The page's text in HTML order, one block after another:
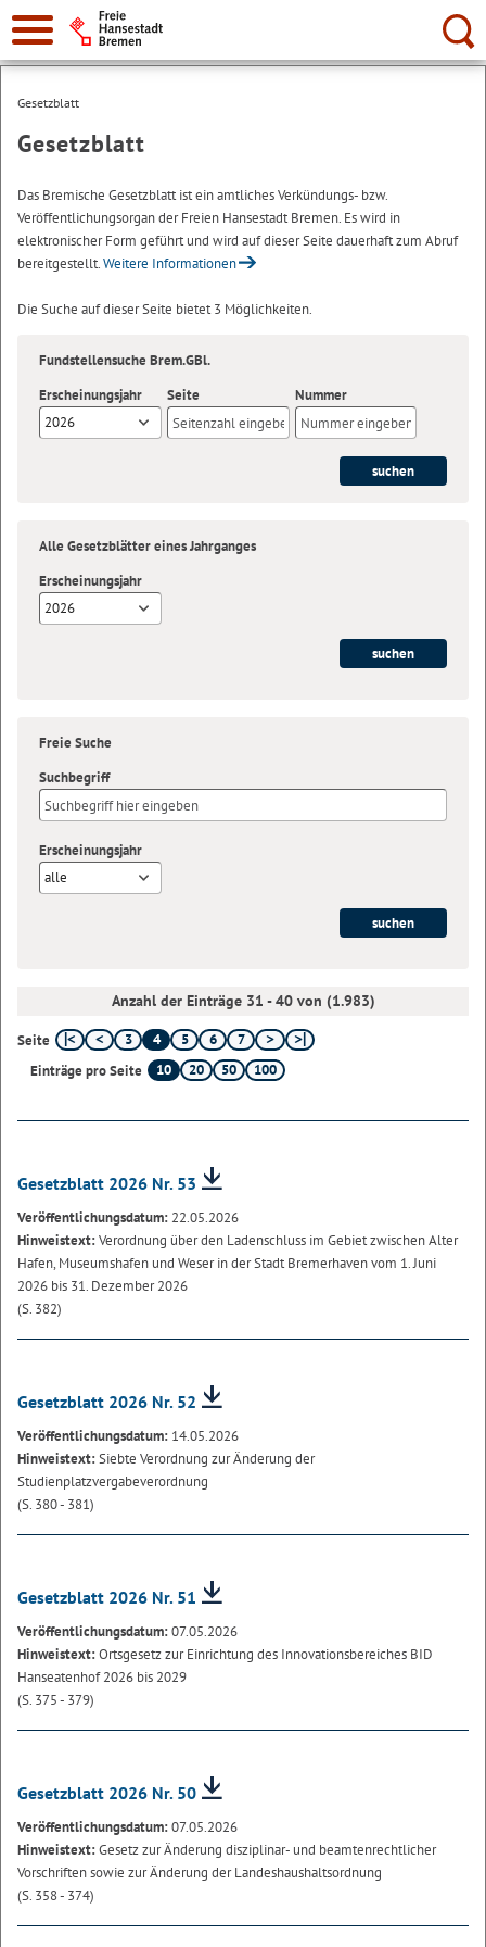
Suche:
Gesetzblatt
Gesetzblatt
Das Bremische Gesetzblatt ist ein amtliches Verkündungs- bzw.
Veröffentlichungsorgan der Freien Hansestadt Bremen. Es wird in
elektronischer Form geführt und wird auf dieser Seite dauerhaft zum Abruf
bereitgestellt.Weitere Informationen
Die Suche auf dieser Seite bietet 3 Möglichkeiten.
Fundstellensuche Brem.GBl.
Erscheinungsjahr
2026
Seite Nummer
Alle Gesetzblätter eines Jahrganges
Erscheinungsjahr
2026
Freie Suche
Suchbegriff
Erscheinungsjahr
alle
Anzahl der Einträge 31 - 40 von (1.983)
Seite 3 4 5 6
7
Einträge pro Seite
10 20 50 100
Gesetzblatt 2026 Nr. 53
Veröffentlichungsdatum: 22.05.2026
Hinweistext:Verordnung über den Ladenschluss im Gebiet zwischen Alter
Hafen, Museumshafen und Weser in der Stadt Bremerhaven vom 1. Juni
2026 bis 31. Dezember 2026
(S. 382)
Gesetzblatt 2026 Nr. 52
Veröffentlichungsdatum: 14.05.2026
Hinweistext:Siebte Verordnung zur Änderung der
Studienplatzvergabeverordnung
(S. 380 - 381)
Gesetzblatt 2026 Nr. 51
Veröffentlichungsdatum:07.05.2026
Hinweistext:Ortsgesetz zur Einrichtung des Innovationsbereiches BID
Hanseatenhof 2026 bis 2029
(S. 375 - 379)
Gesetzblatt 2026 Nr. 50
Veröffentlichungsdatum:07.05.2026
Hinweistext:Gesetz zur Änderung disziplinar- und beamtenrechtlicher
Vorschriften sowie zur Änderung der Landeshaushaltsordnung
(S. 358 - 374)